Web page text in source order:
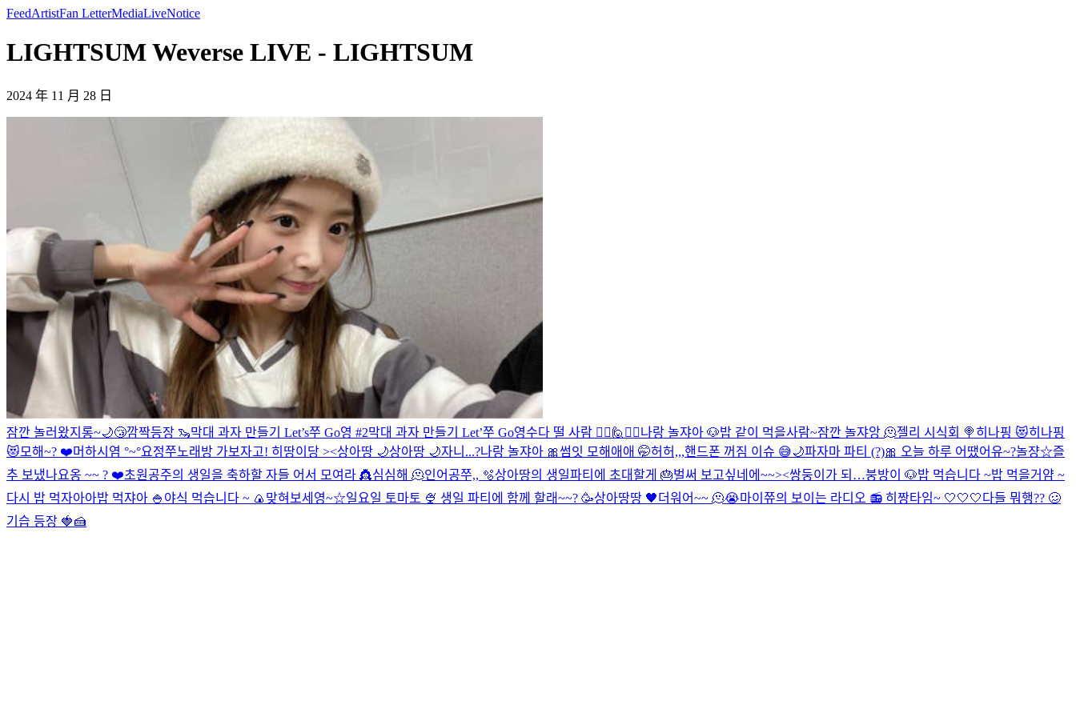
FeedArtistFan LetterMediaLiveNotice
LIGHTSUM Weverse LIVE - LIGHTSUM
2024 年 11 月 28 日
잠깐 놀러왔지롱~🌙😴깜짝등장 🦦막대 과자 만들기 Let’s쭈 Go영 #2막대 과자 만들기 Let’쭈 Go영수다 떨 사람 🙋‍♀️🙋🙋‍♂️나랑 놀쟈아 🐶밥 같이 먹을사람~잠깐 놀쟈앙 🫠젤리 시식회 🍭 히나핑 😻히나핑
😻모해~? ❤️머하시염 °~°요정쭈노래방 가보자고! 히땅이당 ><상아땅 🌙상아땅 🌙자니...?나랑 놀쟈아 🎀썸잇 모해애애 🤭허허,,,핸드폰 꺼짐 이슈 😅🌙파자마 파티 (?)🎀 오늘 하루 어땠어유~?놀쟝☆즐
추 보냈나요옹 ~~ ? ❤️초원공주의 생일을 축하할 자들 어서 모여라 👸심심해 🫠인어공쭈,, 🫧상아땅의 생일파티에 초대할게 🎂벌써 보고싶네에~~><쌍둥이가 되…붕방이 🐶밥 먹습니다 ~밥 먹을거얌 ~
다시 밥 먹자아아밥 먹쟈아 🍚 야식 먹습니다 ~ 🍙 맞혀보세영~☆일요일 토마토 🍨 생일 파티에 함께 할래~~? 🥳상아땅땅 🖤더워어~~ 🫠😭마이쮸의 보이는 라디오 📻 히짱타임~ 🤍🤍🤍다들 뭐행?? 🥴
기습 등장 🍓🍰